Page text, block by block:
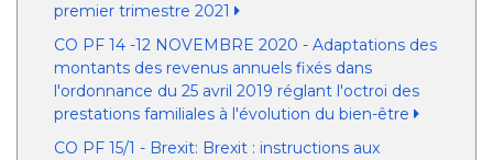
premier trimestre 2021
CO PF 14 -12 NOVEMBRE 2020 - Adaptations des
montants des revenus annuels fixés dans
l'ordonnance du 25 avril 2019 réglant l'octroi des
prestations familiales à l'évolution du bien-être
CO PF 15/1 - Brexit: Brexit : instructions aux